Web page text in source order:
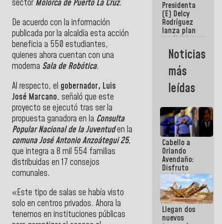
sectorMolorca de Puerto La Cruz.
De acuerdo con la información
publicada por la alcaldía esta acción
beneficia a 550 estudiantes,
quienes ahora cuentan con una
moderna Sala de Robótica.
Al respecto, el gobernador, Luis
José Marcano, señaló que este
proyecto se ejecutó tras ser la
propuesta ganadora en la Consulta
Popular Nacional de la Juventuden la
comuna José Antonio Anzoátegui 25,
que integra a 8 mil 554 familias
distribuidas en 17 consejos
comunales.
«Este tipo de salas se había visto
solo en centros privados. Ahora la
tenemos en instituciones públicas
emergencia
sísmica en
la última
semana
Presidenta
(E) Delcy
Rodríguez
lanza plan
crediticio
con subsidio
a Juntas de
Condominio
Noticias
más
leídas
Cabello a
Orlando
Avendaño:
Disfruto
cada vez
que escribes
porque lo
que haces
es
embarrarla
Llegan dos
nuevos